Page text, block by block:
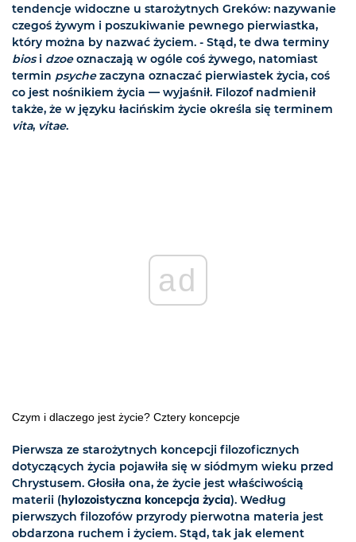
tendencje widoczne u starożytnych Greków: nazywanie
czegoś żywym i poszukiwanie pewnego pierwiastka,
który można by nazwać życiem. - Stąd, te dwa terminy
biosi dzoeoznaczają w ogóle coś żywego, natomiast
termin psychezaczyna oznaczać pierwiastek życia, coś
co jest nośnikiem życia — wyjaśnił. Filozof nadmienił
także, że w języku łacińskim życie określa się terminem
vita, vitae.
ad
Czym i dlaczego jest życie? Cztery koncepcje
Pierwsza ze starożytnych koncepcji filozoficznych
dotyczących życia pojawiła się w siódmym wieku przed
Chrystusem. Głosiła ona, że życie jest właściwością
materii (hylozoistyczna koncepcja życia). Według
pierwszych filozofów przyrody pierwotna materia jest
obdarzona ruchem i życiem. Stąd, tak jak element